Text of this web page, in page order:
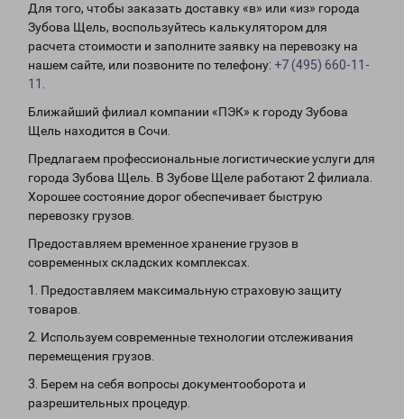
Для того, чтобы заказать доставку «в» или «из» города
Зубова Щель, воспользуйтесь калькулятором для
расчета стоимости и заполните заявку на перевозку на
нашем сайте, или позвоните по телефону: +7 (495) 660-11-
11
Ближайший филиал компании «ПЭК» к городу Зубова
Щель находится в Сочи.
Предлагаем профессиональные логистические услуги для
города Зубова Щель. В Зубове Щеле работают 2 филиала.
Хорошее состояние дорог обеспечивает быструю
перевозку грузов.
Предоставляем временное хранение грузов в
современных складских комплексах.
1. Предоставляем максимальную страховую защиту
товаров.
2. Используем современные технологии отслеживания
перемещения грузов.
3. Берем на себя вопросы документооборота и
разрешительных процедур.